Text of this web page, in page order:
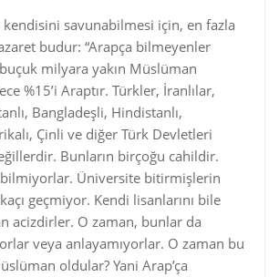
kendisini savunabilmesi için, en fazla
budur: “Arapça bilmeyenler
milyara yakın Müslüman
%15’i Araptır. Türkler, İranlılar,
Bangladeşli, Hindistanlı,
Çinli ve diğer Türk Devletleri
Bunların birçoğu cahildir.
Üniversite bitirmişlerin
geçmiyor. Kendi lisanlarını bile
acizdirler. O zaman, bunlar da
veya anlayamıyorlar. O zaman bu
oldular? Yani Arap’ça